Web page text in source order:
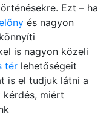
Ezt – ha
és nagyon
is nagyon közeli
tér lehetőségeit
is el tudjuk látni a
kérdés, miért